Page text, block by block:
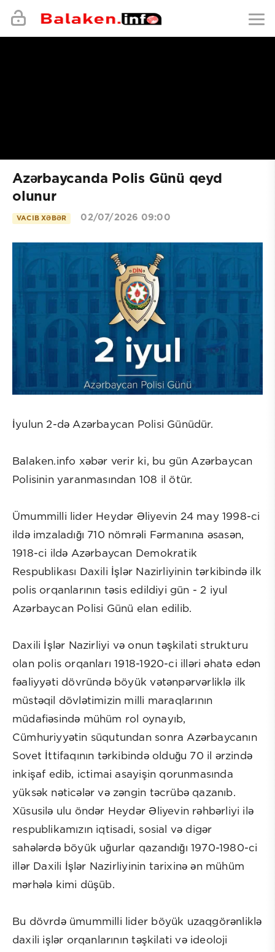
Azərbaycanda Polis Günü qeyd
olunur
VACIB XƏBƏR 02/07/2026 09:00
İyulun 2-də Azərbaycan Polisi Günüdür.
Balaken.info xəbər verir ki, bu gün Azərbaycan
Polisinin yaranmasından 108 il ötür.
Ümummilli lider Heydər Əliyevin 24 may 1998-ci
ildə imzaladığı 710 nömrəli Fərmanına əsasən,
1918-ci ildə Azərbaycan Demokratik
Respublikası Daxili İşlər Nazirliyinin tərkibində ilk
polis orqanlarının təsis edildiyi gün - 2 iyul
Azərbaycan Polisi Günü elan edilib.
Daxili İşlər Nazirliyi və onun təşkilati strukturu
olan polis orqanları 1918-1920-ci illəri əhatə edən
fəaliyyəti dövründə böyük vətənpərvərliklə ilk
müstəqil dövlətimizin milli maraqlarının
müdafiəsində mühüm rol oynayıb,
Cümhuriyyətin süqutundan sonra Azərbaycanın
Sovet İttifaqının tərkibində olduğu 70 il ərzində
inkişaf edib, ictimai asayişin qorunmasında
yüksək nəticələr və zəngin təcrübə qazanıb.
Xüsusilə ulu öndər Heydər Əliyevin rəhbərliyi ilə
respublikamızın iqtisadi, sosial və digər
sahələrdə böyük uğurlar qazandığı 1970-1980-ci
illər Daxili İşlər Nazirliyinin tarixinə ən mühüm
mərhələ kimi düşüb.
Bu dövrdə ümummilli lider böyük uzaqgörənliklə
daxili işlər orqanlarının təşkilati və ideoloji